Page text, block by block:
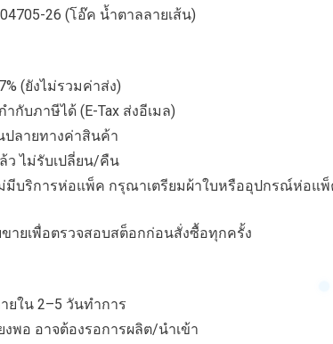
26 (โอ๊ค น้ำตาลลายเส้น)
(ยังไม่รวมค่าส่ง)
กับภาษีได้ (E-Tax ส่งอีเมล)
ปลายทางค่าสินค้า
ว ไม่รับเปลี่ยน/คืน
ม่มีบริการห่อแพ็ค กรุณาเตรียมผ้าใบหรืออุปกรณ์ห่อแ
ายเพื่อตรวจสอบสต็อกก่อนสั่งซื้อทุกครั้ง
ยใน 2–5 วันทำการ
พอ อาจต้องรอการผลิต/นำเข้า